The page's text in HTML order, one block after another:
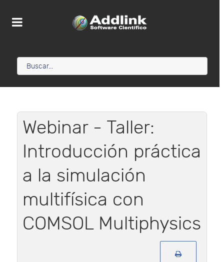
Webinar - Taller:
Introducción práctica
a la simulación
multifísica con
COMSOL Multiphysics